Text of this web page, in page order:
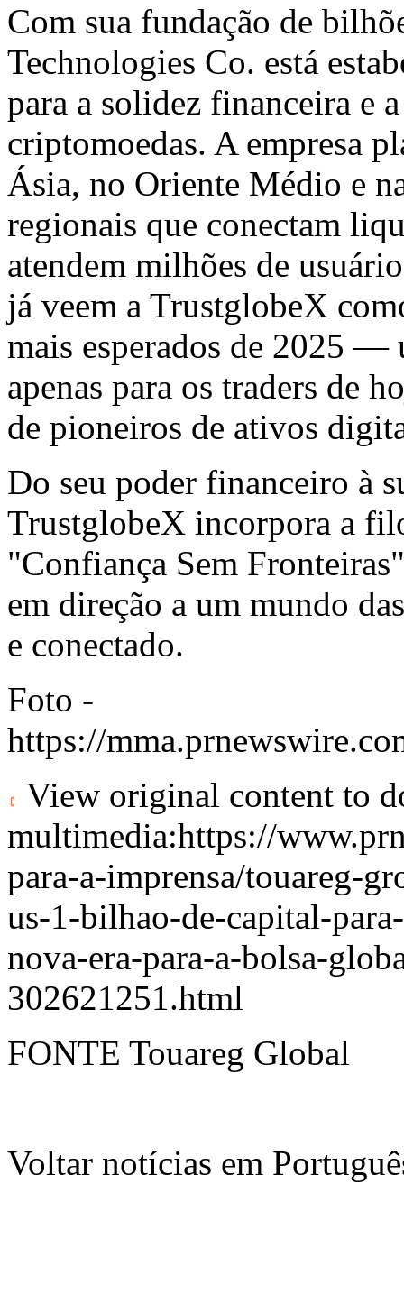
Com sua fundação de
Technologies Co. está
para a solidez financeira e
criptomoedas. A empresa
Ásia, no Oriente Médio e
regionais que conectam
atendem milhões de
já veem a TrustglobeX
mais esperados de 2025 —
apenas para os traders de
de pioneiros de ativos
Do seu poder financeiro à
TrustglobeX incorpora a
"Confiança Sem
em direção a um mundo
e conectado.
Foto -
https://
View original content to
multimedia:https://
para-a-imprensa/touareg-
us-1-bilhao-de-capital-
nova-era-para-a-bolsa-
302621251.html
FONTE Touareg Global
Voltar notícias em